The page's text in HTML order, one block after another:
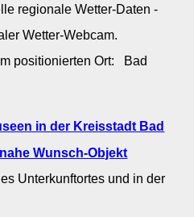
regionale Wetter-Daten -
Wetter-Webcam.
positionierten Ort: Bad
in der Kreisstadt Bad
Unterkunftortes und in der